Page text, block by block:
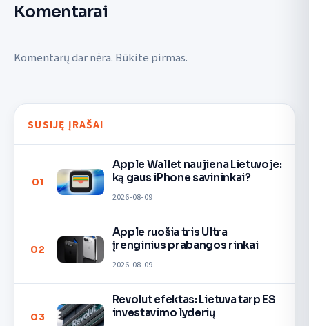
Komentarai
Komentarų dar nėra. Būkite pirmas.
SUSIJĘ ĮRAŠAI
01
Apple Wallet naujiena Lietuvoje:
ką gaus iPhone savininkai?
2026-08-09
02
Apple ruošia tris Ultra
įrenginius prabangos rinkai
2026-08-09
03
Revolut efektas: Lietuva tarp ES
investavimo lyderių